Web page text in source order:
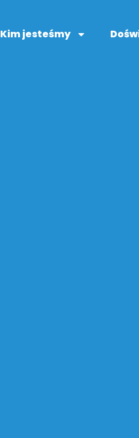
Kim jesteśmy